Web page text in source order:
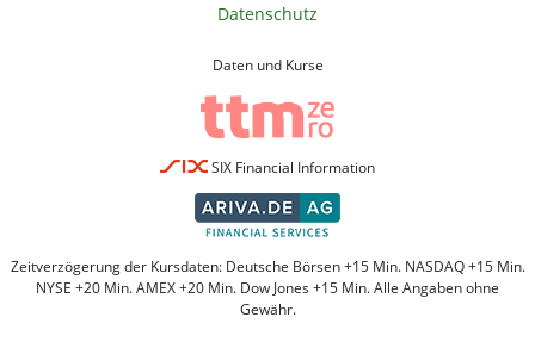
Datenschutz
Daten und Kurse
SIX Financial Information
Zeitverzögerung der Kursdaten: Deutsche Börsen +15 Min. NASDAQ +15 Min.
NYSE +20 Min. AMEX +20 Min. Dow Jones +15 Min. Alle Angaben ohne
Gewähr.